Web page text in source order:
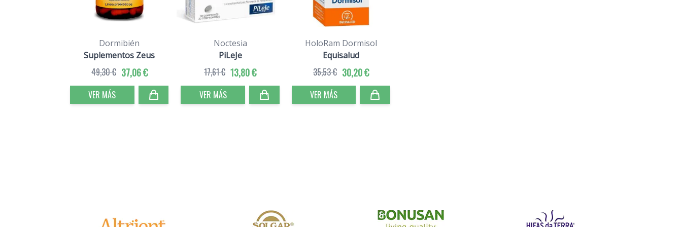
Dormibién
Suplementos Zeus
37,06 €
49,30 €
VER MÁS
Noctesia
PiLeJe
13,80 €
17,61 €
VER MÁS
HoloRam Dormisol
Equisalud
30,20 €
35,53 €
VER MÁS